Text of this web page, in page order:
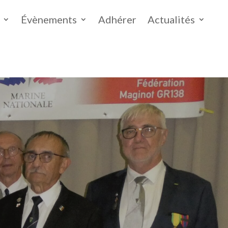
Évènements Adhérer Actualités